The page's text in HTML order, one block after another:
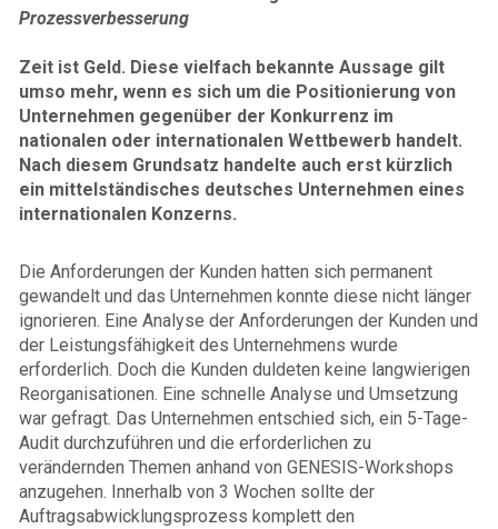
Prozessverbesserung
Zeit ist Geld. Diese vielfach bekannte Aussage gilt
umso mehr, wenn es sich um die Positionierung von
Unternehmen gegenüber der Konkurrenz im
nationalen oder internationalen Wettbewerb handelt.
Nach diesem Grundsatz handelte auch erst kürzlich
ein mittelständisches deutsches Unternehmen eines
internationalen Konzerns.
Die Anforderungen der Kunden hatten sich permanent
gewandelt und das Unternehmen konnte diese nicht länger
ignorieren. Eine Analyse der Anforderungen der Kunden und
der Leistungsfähigkeit des Unternehmens wurde
erforderlich. Doch die Kunden duldeten keine langwierigen
Reorganisationen. Eine schnelle Analyse und Umsetzung
war gefragt. Das Unternehmen entschied sich, ein 5-Tage-
Audit durchzuführen und die erforderlichen zu
verändernden Themen anhand von GENESIS-Workshops
anzugehen. Innerhalb von 3 Wochen sollte der
Auftragsabwicklungsprozess komplett den